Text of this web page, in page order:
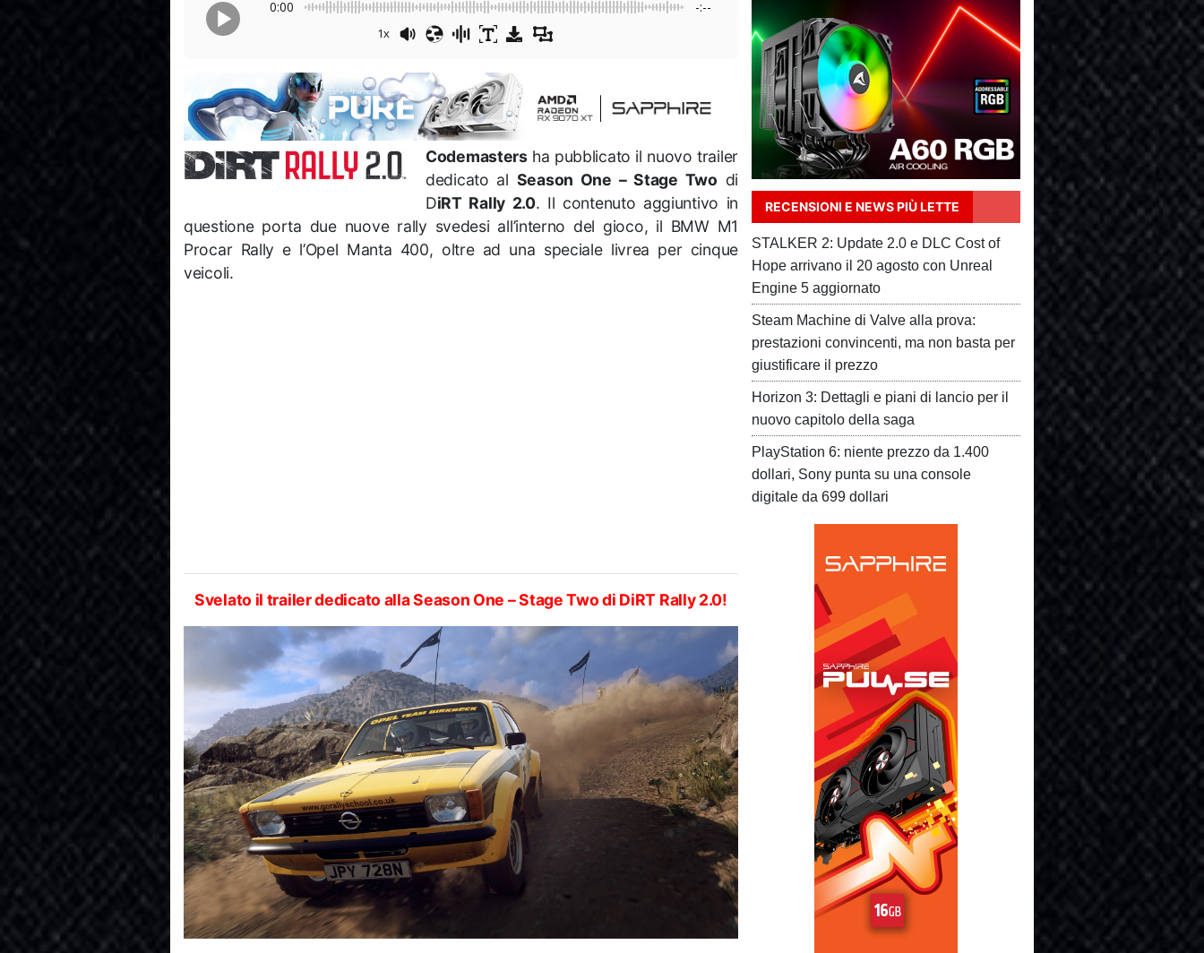
0:00 -:--
1x
Codemastersha pubblicato il nuovo trailer
dedicato al Season One – Stage Two di
DiRT Rally 2.0. Il contenuto aggiuntivo in
questione porta due nuove rally svedesi all’interno del gioco, il BMW M1
Procar Rally e l’Opel Manta 400, oltre ad una speciale livrea per cinque
veicoli.
Svelato il trailer dedicato alla Season One – Stage Two di DiRT Rally 2.0!
RECENSIONI E NEWS PIÙ LETTE
STALKER 2: Update 2.0 e DLC Cost of
Hope arrivano il 20 agosto con Unreal
Engine 5 aggiornato
Steam Machine di Valve alla prova:
prestazioni convincenti, ma non basta per
giustificare il prezzo
Horizon 3: Dettagli e piani di lancio per il
nuovo capitolo della saga
PlayStation 6: niente prezzo da 1.400
dollari, Sony punta su una console
digitale da 699 dollari